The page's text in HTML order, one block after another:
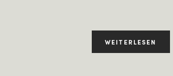
WEITERLESEN